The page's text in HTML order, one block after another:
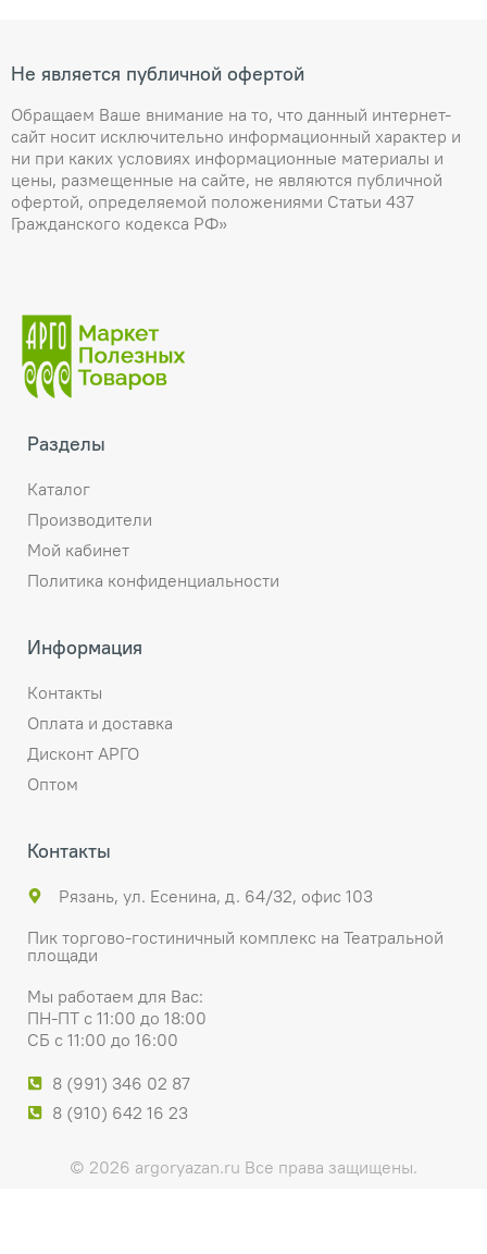
Не является публичной офертой
Обращаем Ваше внимание на то, что данный интернет-
сайт носит исключительно информационный характер и
ни при каких условиях информационные материалы и
цены, размещенные на сайте, не являются публичной
офертой, определяемой положениями Статьи 437
Гражданского кодекса РФ»
Разделы
Каталог
Производители
Мой кабинет
Политика конфиденциальности
Информация
Контакты
Оплата и доставка
Дисконт АРГО
Оптом
Контакты
Рязань, ул. Есенина, д. 64/32, офис 103
Пик торгово-гостиничный комплекс на Театральной
площади
Мы работаем для Вас:
ПН-ПТ с 11:00 до 18:00
СБ с 11:00 до 16:00
8 (991) 346 02 87
8 (910) 642 16 23
© 2026 argoryazan.ru Все права защищены.